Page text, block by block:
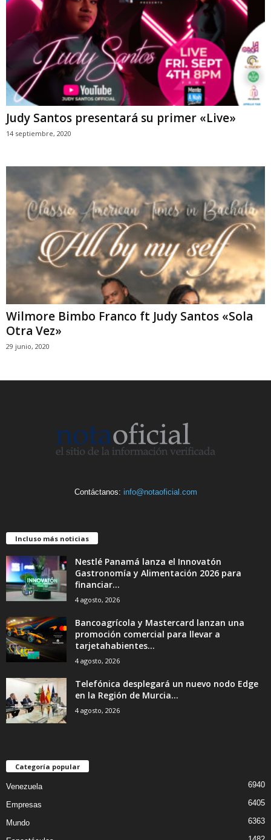
Judy Santos presentará su primer «Live»
14 septiembre, 2020
Wilmore Bimbo Franco ft Judy Santos «Sola
Otra Vez»
29 junio, 2020
Contáctanos: info@notaoficial.com
Incluso más noticias
Nestlé Panamá lanza el Innovatón
Gastronomía y Alimentación 2026 para
financiar...
4 agosto, 2026
Bancoagrícola y Mastercard lanzan una
promoción comercial para llevar a
tarjetahabientes...
4 agosto, 2026
Telefónica desplegará un nuevo nodo Edge
en la Región de Murcia...
4 agosto, 2026
Categoría popular
Venezuela 6940
Empresas 6405
Mundo 6363